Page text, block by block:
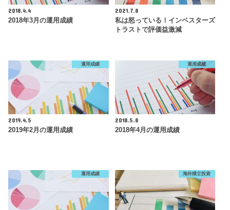
2018.4.4
2018年3月の運用成績
2021.7.8
私は怒っている！インベスターズ
トラストで評価益激減
運用成績
2019.4.5
2019年2月の運用成績
運用成績
2018.5.8
2018年4月の運用成績
運用成績 海外積立投資